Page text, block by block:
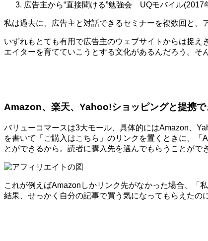
広告主から“直接聞ける”勉強会 UQモバイル(2017
私は過去に、広告主と対話できるセミナーを複数回と、
いずれもとても有用で広告主のウェブサイトからは捉
エイターを育てていこうとする文化があるんだろう。そ
Amazon、楽天、Yahoo!ショッピングと提携で
バリューコマースは3大モール、具体的にはAmazon、
を書いて「ご購入はこちら」のリンクを置くときに、
とができるから。読者に購入先を選んでもらうことがで
これが例えばAmazonしかリンク先がなかった場合、「
結果、せっかく自分の記事で買う気になってもらえたの